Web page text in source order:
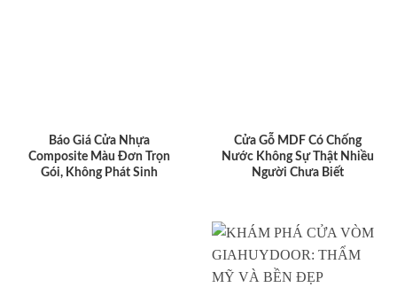
Báo Giá Cửa Nhựa
Composite Màu Đơn Trọn
Gói, Không Phát Sinh
Cửa Gỗ MDF Có Chống
Nước Không Sự Thật Nhiều
Người Chưa Biết